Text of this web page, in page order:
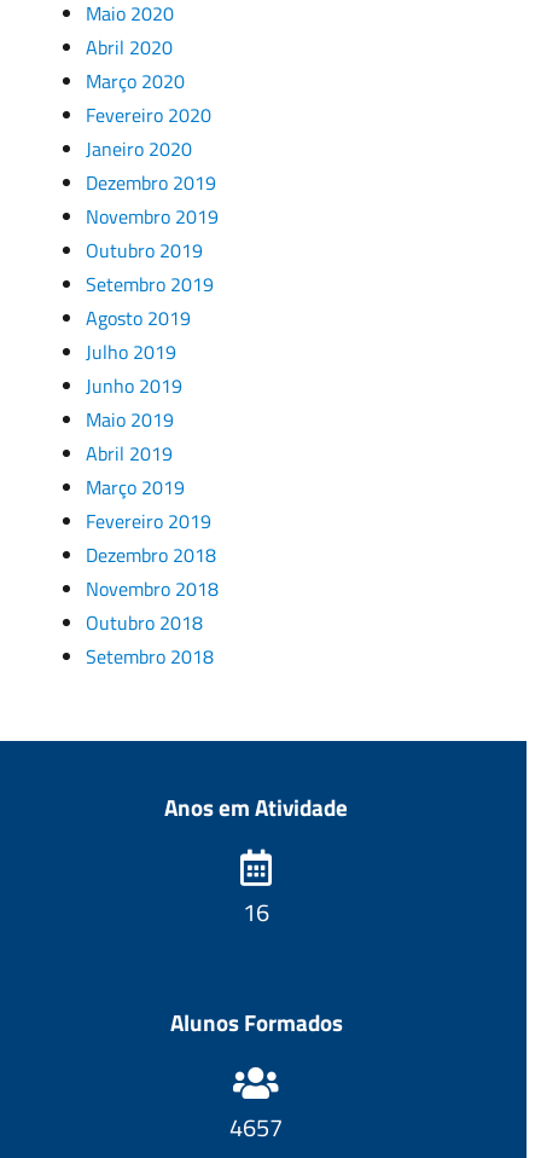
Maio 2020
Abril 2020
Março 2020
Fevereiro 2020
Janeiro 2020
Dezembro 2019
Novembro 2019
Outubro 2019
Setembro 2019
Agosto 2019
Julho 2019
Junho 2019
Maio 2019
Abril 2019
Março 2019
Fevereiro 2019
Dezembro 2018
Novembro 2018
Outubro 2018
Setembro 2018
Anos em Atividade
17
Alunos Formados
4966